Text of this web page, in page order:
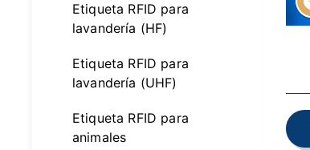
Etiqueta RFID para
lavandería (HF)
Etiqueta RFID para
lavandería (UHF)
Etiqueta RFID para
animales